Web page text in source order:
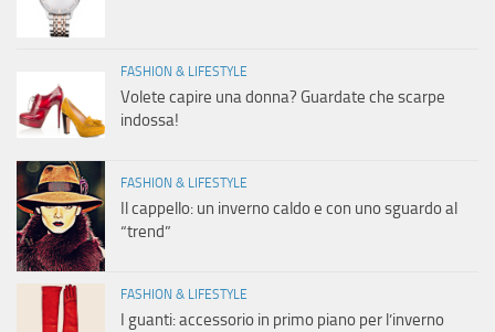
FASHION & LIFESTYLE
Volete capire una donna? Guardate che scarpe
indossa!
FASHION & LIFESTYLE
Il cappello: un inverno caldo e con uno sguardo al
“trend”
FASHION & LIFESTYLE
I guanti: accessorio in primo piano per l’inverno